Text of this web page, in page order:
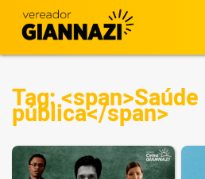
Tag: <span>Saúde
pública</span>